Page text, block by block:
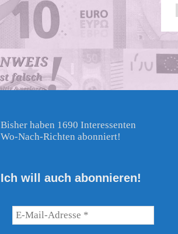
Bisher haben 1690 Interessenten
Wo-Nach-Richten abonniert!
Ich will auch abonnieren!